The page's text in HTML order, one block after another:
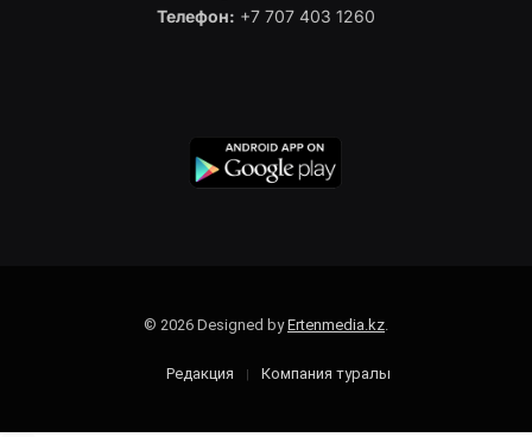
Телефон: +7 707 403 1260
© 2026 Designed byErtenmedia.kz
Редакция Компания туралы